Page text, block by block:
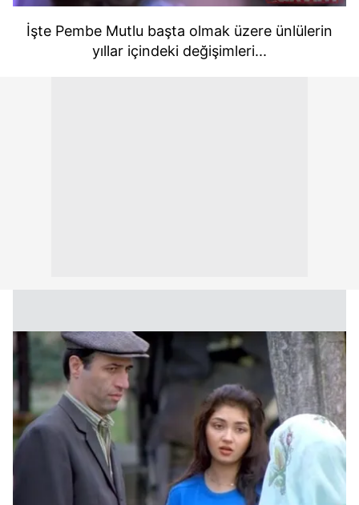
İşte Pembe Mutlu başta olmak üzere ünlülerin
yıllar içindeki değişimleri...